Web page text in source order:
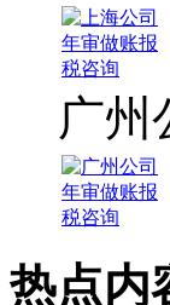
广州
热点内